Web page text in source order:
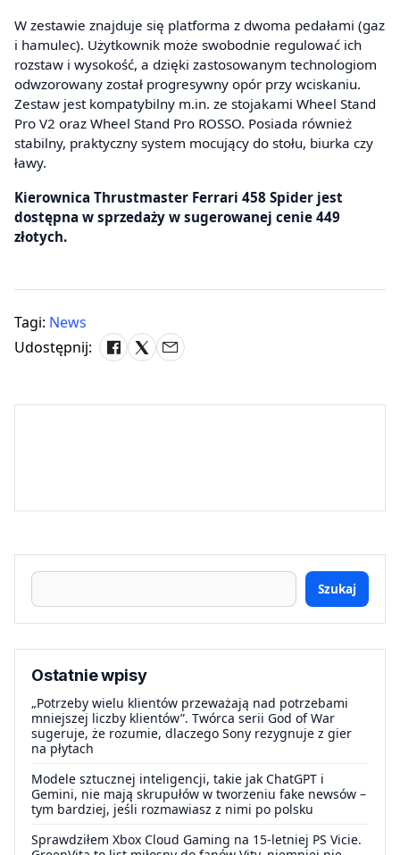
W zestawie znajduje się platforma z dwoma pedałami (gaz
i hamulec). Użytkownik może swobodnie regulować ich
rozstaw i wysokość, a dzięki zastosowanym technologiom
odwzorowany został progresywny opór przy wciskaniu.
Zestaw jest kompatybilny m.in. ze stojakami Wheel Stand
Pro V2 oraz Wheel Stand Pro ROSSO. Posiada również
stabilny, praktyczny system mocujący do stołu, biurka czy
ławy.
Kierownica Thrustmaster Ferrari 458 Spider jest
dostępna w sprzedaży w sugerowanej cenie 449
złotych.
Tagi: News
Udostępnij:
Szukaj
Ostatnie wpisy
„Potrzeby wielu klientów przeważają nad potrzebami
mniejszej liczby klientów”. Twórca serii God of War
sugeruje, że rozumie, dlaczego Sony rezygnuje z gier
na płytach
Modele sztucznej inteligencji, takie jak ChatGPT i
Gemini, nie mają skrupułów w tworzeniu fake newsów –
tym bardziej, jeśli rozmawiasz z nimi po polsku
Sprawdziłem Xbox Cloud Gaming na 15-letniej PS Vicie.